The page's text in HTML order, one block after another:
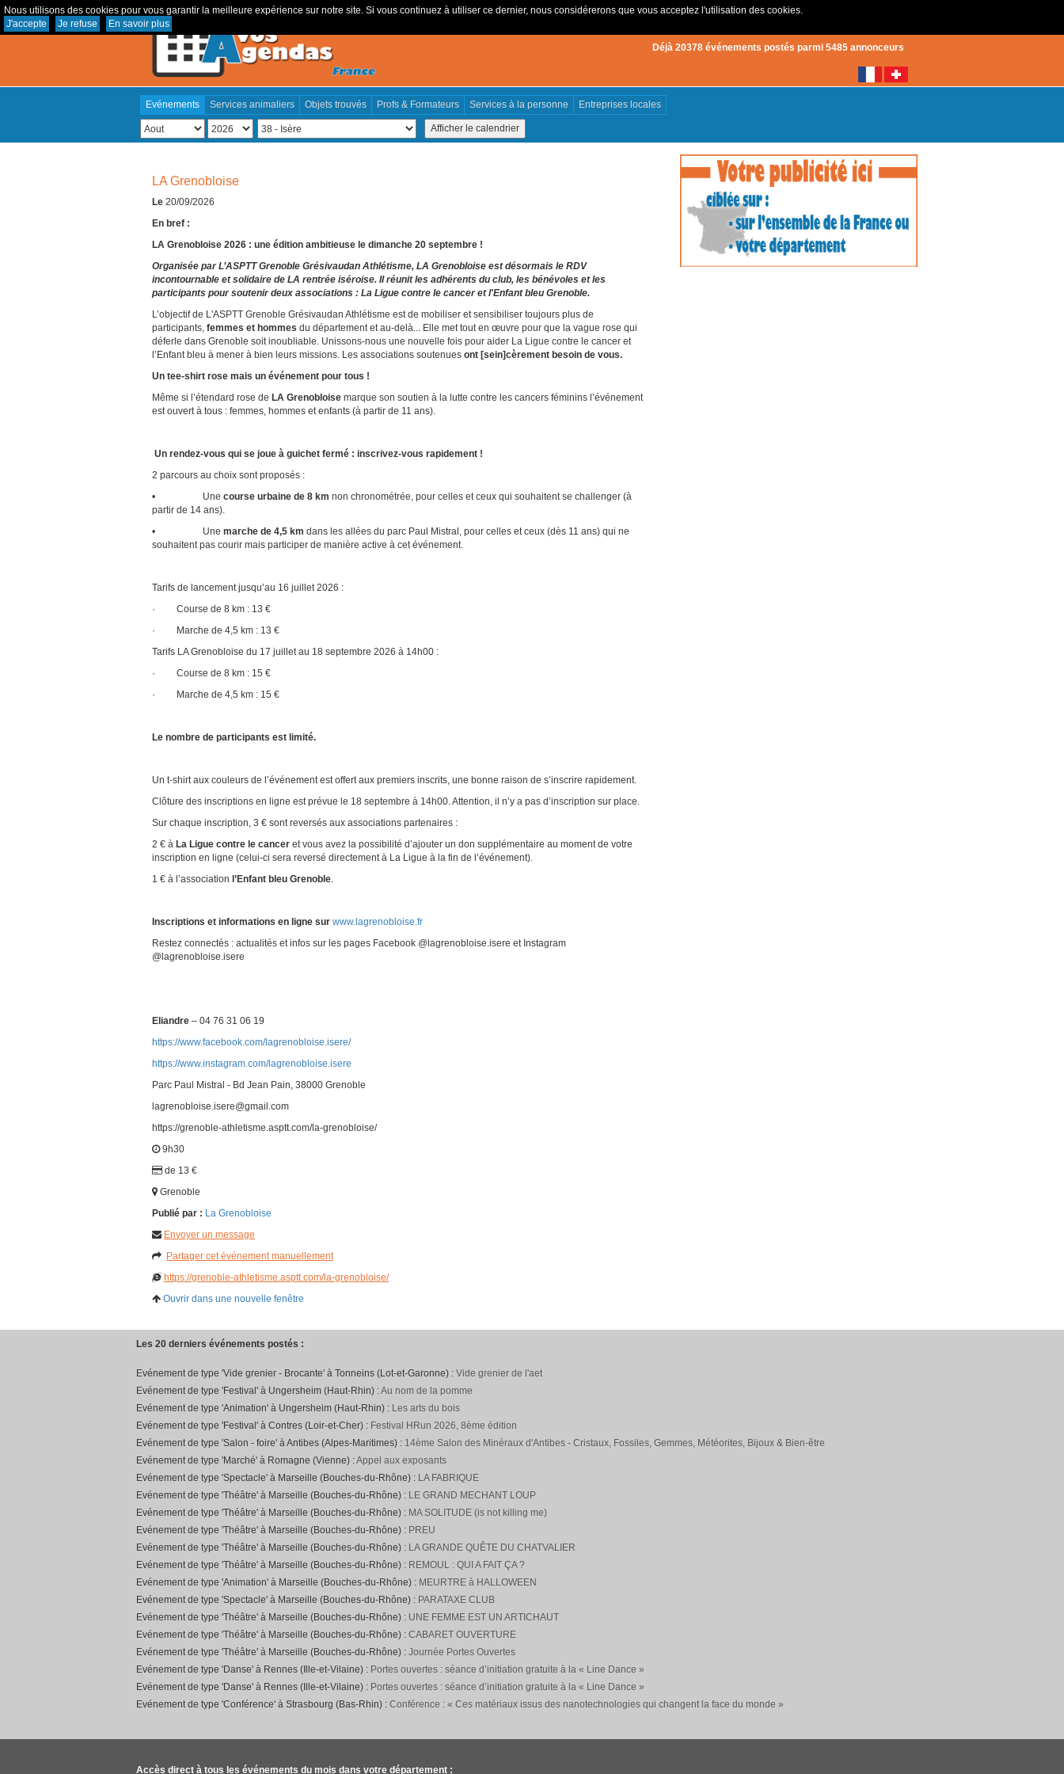
Nous utilisons des cookies pour vous garantir la meilleure expérience sur notre site. Si vous continuez à utiliser ce dernier, nous considérerons que vous acceptez l'utilisation des cookies.
J'accepte
Je refuse En savoir plus
Créer un compte
Déjà 20378 événements postés parmi 5485 annonceurs
Evénements Services animaliers Objets trouvés Profs & Formateurs Services à la personne Entreprises locales
LA Grenobloise
Le 20/09/2026
En bref :
LA Grenobloise 2026 : une édition ambitieuse le dimanche 20 septembre !
Organisée par L’ASPTT Grenoble Grésivaudan Athlétisme, LA Grenobloise est désormais le RDV
incontournable et solidaire de LA rentrée iséroise. Il réunit les adhérents du club, les bénévoles et les
participants pour soutenir deux associations : La Ligue contre le cancer et l'Enfant bleu Grenoble.
L’objectif de L'ASPTT Grenoble Grésivaudan Athlétisme est de mobiliser et sensibiliser toujours plus de
participants, femmes et hommes du département et au-delà... Elle met tout en œuvre pour que la vague rose qui
déferle dans Grenoble soit inoubliable. Unissons-nous une nouvelle fois pour aider La Ligue contre le cancer et
l’Enfant bleu à mener à bien leurs missions. Les associations soutenues ont [sein]cèrement besoin de vous.
Un tee-shirt rose mais un événement pour tous !
Même si l’étendard rose de LA Grenobloise marque son soutien à la lutte contre les cancers féminins l’événement
est ouvert à tous : femmes, hommes et enfants (à partir de 11 ans).
Un rendez-vous qui se joue à guichet fermé : inscrivez-vous rapidement !
2 parcours au choix sont proposés :
• Une course urbaine de 8 km non chronométrée, pour celles et ceux qui souhaitent se challenger (à
partir de 14 ans).
• Une marche de 4,5 km dans les allées du parc Paul Mistral, pour celles et ceux (dès 11 ans) qui ne
souhaitent pas courir mais participer de manière active à cet événement.
Tarifs de lancement jusqu’au 16 juillet 2026 :
· Course de 8 km : 13 €
· Marche de 4,5 km : 13 €
Tarifs LA Grenobloise du 17 juillet au 18 septembre 2026 à 14h00 :
· Course de 8 km : 15 €
· Marche de 4,5 km : 15 €
Le nombre de participants est limité.
Un t-shirt aux couleurs de l’événement est offert aux premiers inscrits, une bonne raison de s’inscrire rapidement.
Clôture des inscriptions en ligne est prévue le 18 septembre à 14h00. Attention, il n’y a pas d’inscription sur place.
Sur chaque inscription, 3 € sont reversés aux associations partenaires :
2 € à La Ligue contre le cancer et vous avez la possibilité d’ajouter un don supplémentaire au moment de votre
inscription en ligne (celui-ci sera reversé directement à La Ligue à la fin de l’événement).
1 € à l’association l’Enfant bleu Grenoble.
Inscriptions et informations en ligne sur www.lagrenobloise.fr
Restez connectés : actualités et infos sur les pages Facebook @lagrenobloise.isere et Instagram
@lagrenobloise.isere
Eliandre – 04 76 31 06 19
https://www.facebook.com/lagrenobloise.isere/
https://www.instagram.com/lagrenobloise.isere
Parc Paul Mistral - Bd Jean Pain, 38000 Grenoble
lagrenobloise.isere@gmail.com
https://grenoble-athletisme.asptt.com/la-grenobloise/
9h30
de 13 €
Grenoble
Publié par : La Grenobloise
Envoyer un message
Partager cet événement manuellement
https://grenoble-athletisme.asptt.com/la-grenobloise/
Ouvrir dans une nouvelle fenêtre
Les 20 derniers événements postés :
Evénement de type 'Vide grenier - Brocante' à Tonneins (Lot-et-Garonne) : Vide grenier de l'aet
Evénement de type 'Festival' à Ungersheim (Haut-Rhin) :Au nom de la pomme
Evénement de type 'Animation' à Ungersheim (Haut-Rhin) : Les arts du bois
Evénement de type 'Festival' à Contres (Loir-et-Cher) : Festival HRun 2026, 8ème édition
Evénement de type 'Salon - foire' à Antibes (Alpes-Maritimes) : 14ème Salon des Minéraux d'Antibes - Cristaux, Fossiles, Gemmes, Météorites, Bijoux & Bien-être
Evénement de type 'Marché' à Romagne (Vienne) :Appel aux exposants
Evénement de type 'Spectacle' à Marseille (Bouches-du-Rhône) : LA FABRIQUE
Evénement de type 'Théâtre' à Marseille (Bouches-du-Rhône) : LE GRAND MECHANT LOUP
Evénement de type 'Théâtre' à Marseille (Bouches-du-Rhône) : MA SOLITUDE (is not killing me)
Evénement de type 'Théâtre' à Marseille (Bouches-du-Rhône) : PREU
Evénement de type 'Théâtre' à Marseille (Bouches-du-Rhône) : LA GRANDE QUÊTE DU CHATVALIER
Evénement de type 'Théâtre' à Marseille (Bouches-du-Rhône) : REMOUL : QUI A FAIT ÇA ?
Evénement de type 'Animation' à Marseille (Bouches-du-Rhône) : MEURTRE à HALLOWEEN
Evénement de type 'Spectacle' à Marseille (Bouches-du-Rhône) : PARATAXE CLUB
Evénement de type 'Théâtre' à Marseille (Bouches-du-Rhône) : UNE FEMME EST UN ARTICHAUT
Evénement de type 'Théâtre' à Marseille (Bouches-du-Rhône) : CABARET OUVERTURE
Evénement de type 'Théâtre' à Marseille (Bouches-du-Rhône) : Journée Portes Ouvertes
Evénement de type 'Danse' à Rennes (Ille-et-Vilaine) : Portes ouvertes : séance d’initiation gratuite à la « Line Dance »
Evénement de type 'Danse' à Rennes (Ille-et-Vilaine) : Portes ouvertes : séance d’initiation gratuite à la « Line Dance »
Evénement de type 'Conférence' à Strasbourg (Bas-Rhin) : Conférence : « Ces matériaux issus des nanotechnologies qui changent la face du monde »
Accès direct à tous les événements du mois dans votre département :